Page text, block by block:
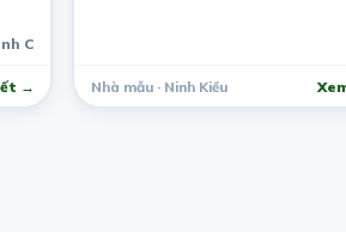
City, Vietnam
→ Nhà mẫu · Ninh Kiều